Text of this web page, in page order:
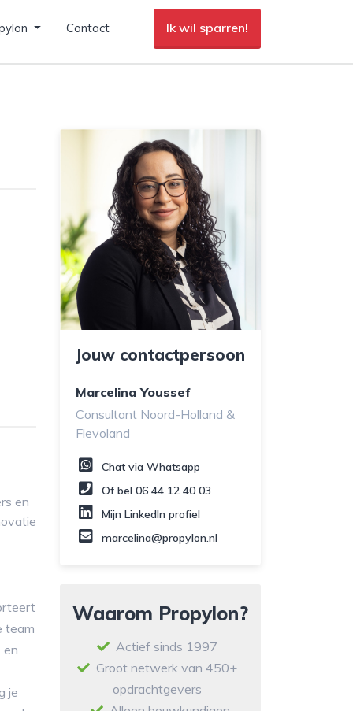
Contact Ik wil sparren!
en
team
en
je
Jouw contactpersoon
Marcelina Youssef
Consultant Noord-Holland &
Flevoland
Chat via Whatsapp
Of bel 06 44 12 40 03
Mijn LinkedIn profiel
marcelina@propylon.nl
Waarom Propylon?
Actief sinds 1997
Groot netwerk van 450+
opdrachtgevers